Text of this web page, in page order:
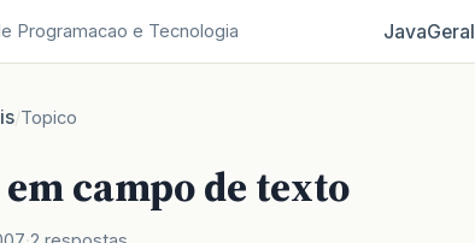
Programacao e Tecnologia JavaGeral
/Topico
campo de texto